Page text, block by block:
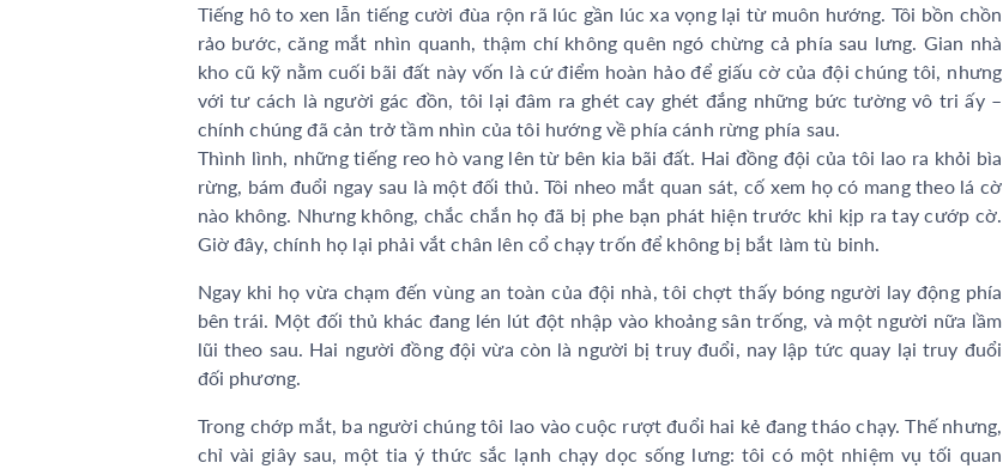
Tiếng hô to xen lẫn tiếng cười đùa rộn rã lúc gần lúc xa vọng lại từ muôn hướng. Tôi bồn chồn
rảo bước, căng mắt nhìn quanh, thậm chí không quên ngó chừng cả phía sau lưng. Gian nhà
kho cũ kỹ nằm cuối bãi đất này vốn là cứ điểm hoàn hảo để giấu cờ của đội chúng tôi, nhưng
với tư cách là người gác đồn, tôi lại đâm ra ghét cay ghét đắng những bức tường vô tri ấy –
chính chúng đã cản trở tầm nhìn của tôi hướng về phía cánh rừng phía sau.
Thình lình, những tiếng reo hò vang lên từ bên kia bãi đất. Hai đồng đội của tôi lao ra khỏi bìa
rừng, bám đuổi ngay sau là một đối thủ. Tôi nheo mắt quan sát, cố xem họ có mang theo lá cờ
nào không. Nhưng không, chắc chắn họ đã bị phe bạn phát hiện trước khi kịp ra tay cướp cờ.
Giờ đây, chính họ lại phải vắt chân lên cổ chạy trốn để không bị bắt làm tù binh.
Ngay khi họ vừa chạm đến vùng an toàn của đội nhà, tôi chợt thấy bóng người lay động phía
bên trái. Một đối thủ khác đang lén lút đột nhập vào khoảng sân trống, và một người nữa lầm
lũi theo sau. Hai người đồng đội vừa còn là người bị truy đuổi, nay lập tức quay lại truy đuổi
đối phương.
Trong chớp mắt, ba người chúng tôi lao vào cuộc rượt đuổi hai kẻ đang tháo chạy. Thế nhưng,
chỉ vài giây sau, một tia ý thức sắc lạnh chạy dọc sống lưng: tôi có một nhiệm vụ tối quan